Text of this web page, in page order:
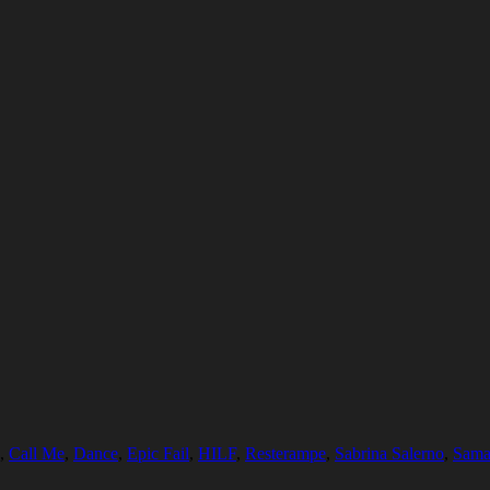
, Call Me, Dance, Epic Fail, HILF, Resterampe, Sabrina Salerno,